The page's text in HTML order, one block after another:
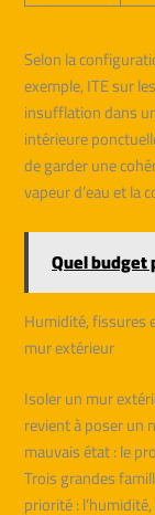
Selon la
exemple, ITE sur
insufflation dans
intérieure
de garder une
vapeur d’eau et la
Quel budget
Humidité, fissures
mur extérieur
Isoler un mur
revient à poser un
mauvais état : le
Trois grandes
priorité :